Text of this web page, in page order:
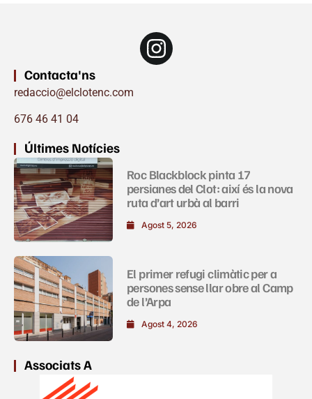
Contacta'ns
redaccio@elclotenc.com
676 46 41 04
Últimes Notícies
Roc Blackblock pinta 17
persianes del Clot: així és la nova
ruta d’art urbà al barri
Agost 5, 2026
El primer refugi climàtic per a
persones sense llar obre al Camp
de l’Arpa
Agost 4, 2026
Associats A